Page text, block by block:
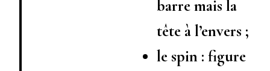
barre mais la
tête à l’envers ;
le spin : figure